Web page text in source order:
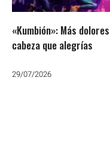
«Kumbión»: Más dolores de
cabeza que alegrías
29/07/2026